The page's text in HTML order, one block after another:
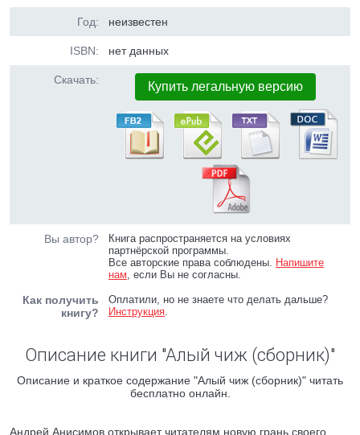
Год: неизвестен
ISBN: нет данных
Скачать: Купить легальную версию
Вы автор?
Книга распространяется на условиях
партнёрской программы.
Все авторские права соблюдены. Напишите
нам, если Вы не согласны.
Как получить
книгу?
Оплатили, но не знаете что делать дальше?
Инструкция.
Описание книги "Алый чиж (сборник)"
Описание и краткое содержание "Алый чиж (сборник)" читать
бесплатно онлайн.
Андрей Анисимов открывает читателям новую грань своего